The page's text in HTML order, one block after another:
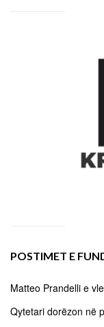
POSTIMET E
Matteo Prandelli e
Qytetari dorëzon në